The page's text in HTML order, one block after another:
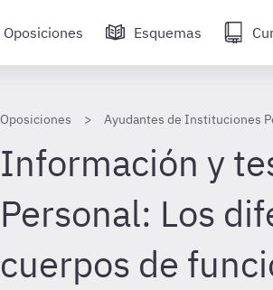
Oposiciones Esquemas
Oposiciones Ayudantes de Instituciones
Información y
Personal: Los
cuerpos de